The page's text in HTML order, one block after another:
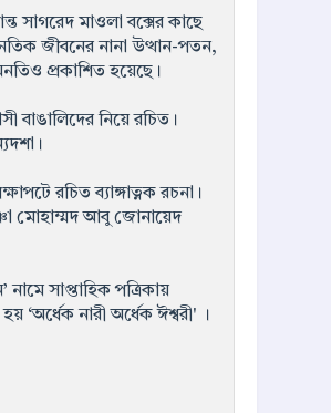
সাগরেদ মাওলা বক্সের কাছে
জীবনের নানা উত্থান-পতন,
প্রকাশিত হয়েছে।
বাঙালিদের নিয়ে রচিত।
রচিত ব্যাঙ্গাত্নক রচনা।
মোহাম্মদ আবু জোনায়েদ
নামে সাপ্তাহিক পত্রিকায়
‘অর্ধেক নারী অর্ধেক ঈশ্বরী' ।